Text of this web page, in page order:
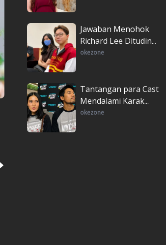
Jawaban Menohok
Richard Lee Ditudin...
okezone
Tantangan para Cast
Mendalami Karak...
okezone